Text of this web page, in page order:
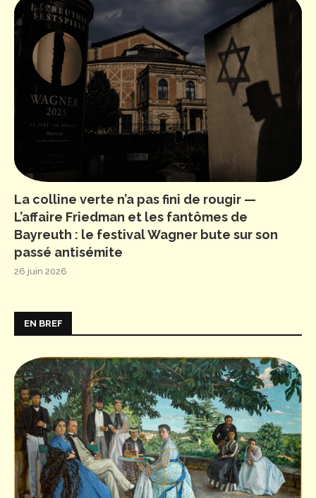
La colline verte n’a pas fini de rougir —
L’affaire Friedman et les fantômes de
Bayreuth : le festival Wagner bute sur son
passé antisémite
26 juin 2026
EN BREF